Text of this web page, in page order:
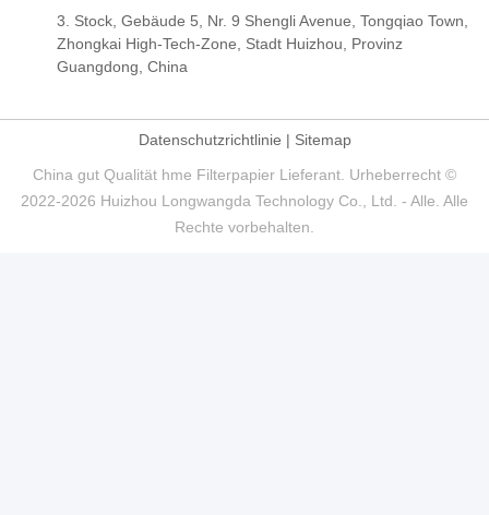
3. Stock, Gebäude 5, Nr. 9 Shengli Avenue, Tongqiao Town,
Zhongkai High-Tech-Zone, Stadt Huizhou, Provinz
Guangdong, China
Datenschutzrichtlinie | Sitemap
China gut Qualität hme Filterpapier Lieferant. Urheberrecht ©
2022-2026 Huizhou Longwangda Technology Co., Ltd. - Alle. Alle
Rechte vorbehalten.